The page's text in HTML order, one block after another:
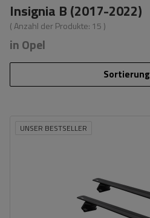
Insignia B (2017-2022)
( Anzahl der Produkte: 15 )
in Opel
Sortierung
UNSER BESTSELLER